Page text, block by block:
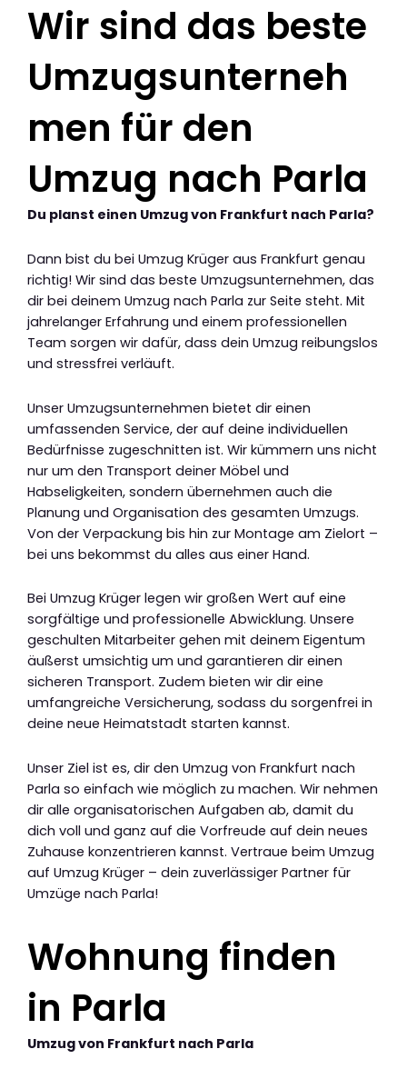
Wir sind das beste
Umzugsunterneh
men für den
Umzug nach Parla
Du planst einen Umzug von Frankfurt nach Parla?
Dann bist du bei Umzug Krüger aus Frankfurt genau
richtig! Wir sind das beste Umzugsunternehmen, das
dir bei deinem Umzug nach Parla zur Seite steht. Mit
jahrelanger Erfahrung und einem professionellen
Team sorgen wir dafür, dass dein Umzug reibungslos
und stressfrei verläuft.
Unser Umzugsunternehmen bietet dir einen
umfassenden Service, der auf deine individuellen
Bedürfnisse zugeschnitten ist. Wir kümmern uns nicht
nur um den Transport deiner Möbel und
Habseligkeiten, sondern übernehmen auch die
Planung und Organisation des gesamten Umzugs.
Von der Verpackung bis hin zur Montage am Zielort –
bei uns bekommst du alles aus einer Hand.
Bei Umzug Krüger legen wir großen Wert auf eine
sorgfältige und professionelle Abwicklung. Unsere
geschulten Mitarbeiter gehen mit deinem Eigentum
äußerst umsichtig um und garantieren dir einen
sicheren Transport. Zudem bieten wir dir eine
umfangreiche Versicherung, sodass du sorgenfrei in
deine neue Heimatstadt starten kannst.
Unser Ziel ist es, dir den Umzug von Frankfurt nach
Parla so einfach wie möglich zu machen. Wir nehmen
dir alle organisatorischen Aufgaben ab, damit du
dich voll und ganz auf die Vorfreude auf dein neues
Zuhause konzentrieren kannst. Vertraue beim Umzug
auf Umzug Krüger – dein zuverlässiger Partner für
Umzüge nach Parla!
Wohnung finden
in Parla
Umzug von Frankfurt nach Parla